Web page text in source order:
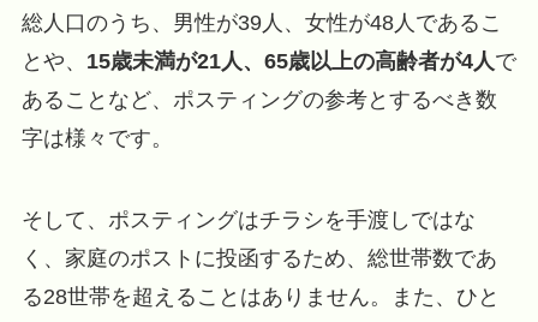
総人口のうち、男性が39人、女性が48人であるこ
とや、 15歳未満が21人、65歳以上の高齢者が4人で
あることなど、ポスティングの参考とするべき数
字は様々です。
そして、ポスティングはチラシを手渡しではな
く、家庭のポストに投函するため、総世帯数であ
る28世帯を超えることはありません。また、ひと